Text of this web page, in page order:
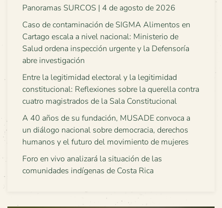
Panoramas SURCOS | 4 de agosto de 2026
Caso de contaminación de SIGMA Alimentos en
Cartago escala a nivel nacional: Ministerio de
Salud ordena inspección urgente y la Defensoría
abre investigación
Entre la legitimidad electoral y la legitimidad
constitucional: Reflexiones sobre la querella contra
cuatro magistrados de la Sala Constitucional
A 40 años de su fundación, MUSADE convoca a
un diálogo nacional sobre democracia, derechos
humanos y el futuro del movimiento de mujeres
Foro en vivo analizará la situación de las
comunidades indígenas de Costa Rica